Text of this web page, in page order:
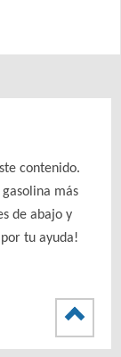
contenido.
más
de abajo y
tu ayuda!